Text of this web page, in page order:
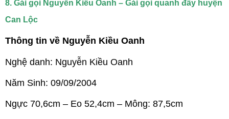
8. Gái gọi Nguyễn Kiều Oanh – Gái gọi quanh đây huyện
Can Lộc
Thông tin về Nguyễn Kiều Oanh
Nghệ danh: Nguyễn Kiều Oanh
Năm Sinh: 09/09/2004
Ngực 70,6cm – Eo 52,4cm – Mông: 87,5cm